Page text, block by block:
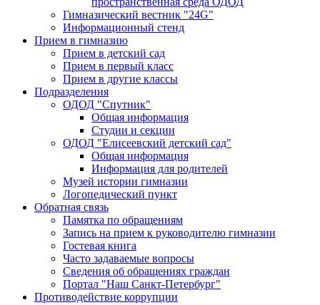
Гимназический вестник "24G"
Информационный стенд
Прием в гимназию
Прием в детский сад
Прием в первый класс
Прием в другие классы
Подразделения
ОДОД "Спутник"
Общая информация
Студии и секции
ОДОД "Елисеевский детский сад"
Общая информация
Информация для родителей
Музей истории гимназии
Логопедический пункт
Обратная связь
Памятка по обращениям
Запись на прием к руководителю гимназии
Гостевая книга
Часто задаваемые вопросы
Сведения об обращениях граждан
Портал "Наш Санкт-Петербург"
Противодействие коррупции